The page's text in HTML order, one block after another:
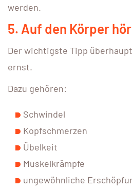
werden.
5. Auf den Körper
Der wichtigste Tipp
ernst.
Dazu gehören:
Schwindel
Kopfschmerzen
Übelkeit
Muskelkrämpfe
ungewöhnliche